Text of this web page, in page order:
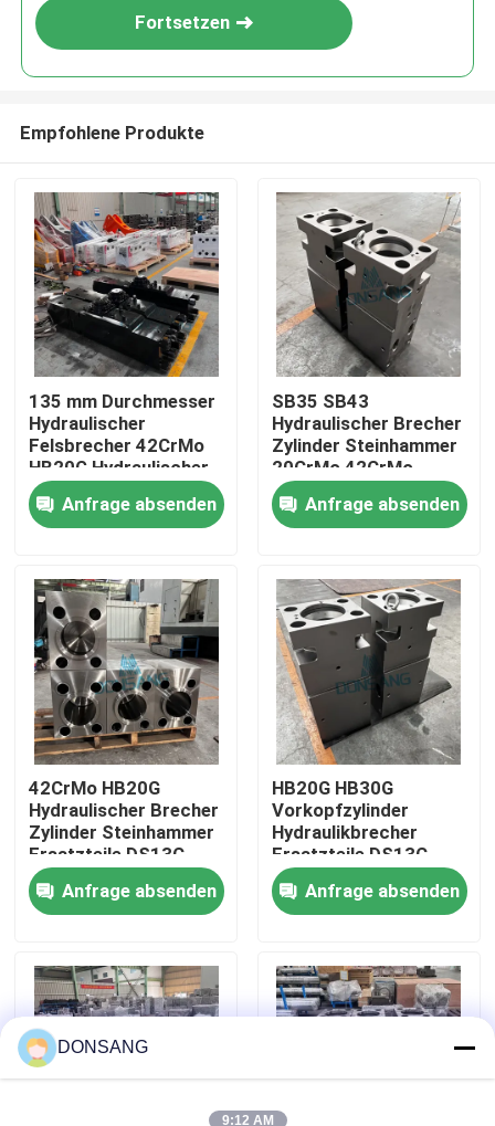
Haus
VR Show
Über uns
Fabrik-Ausflug
Qualitätskontrolle
Treten Sie mit uns in Verbindung
Fordern Sie ein Zitat
Hydraulischer Felsen-Unterbrecher
Bagger-hydraulischer Unterbrecher
Fortsetzen
Empfohlene Produkte
135 mm Durchmesser
Hydraulischer
Felsbrecher 42CrMo
HB20G Hydraulischer
Felsbrecher Zylinder
Fels DS13C Hammer
Ersatzteile
Anfrage absenden
SB35 SB43
Hydraulischer Brecher
Zylinder Steinhammer
20CrMo 42CrMo
Vorderkopf Zylinder
DS13CAnfrage absenden
42CrMo HB20G
Hydraulischer Brecher
Zylinder Steinhammer
Ersatzteile DS13C
Anfrage absenden
HB20G HB30G
Vorkopfzylinder
Hydraulikbrecher
Ersatzteile DS13C
Anfrage absenden
DONSANG
9:12 AM